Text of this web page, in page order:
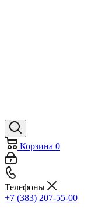
Корзина 0
Телефоны
+7 (383) 207-55-00